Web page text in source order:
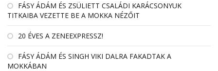
FÁSY ÁDÁM ÉS ZSÜLIETT CSALÁDI KARÁCSONYUK
TITKAIBA VEZETTE BE A MOKKA NÉZŐIT
20 ÉVES A ZENEEXPRESSZ!
FÁSY ÁDÁM ÉS SINGH VIKI DALRA FAKADTAK A
MOKKÁBAN